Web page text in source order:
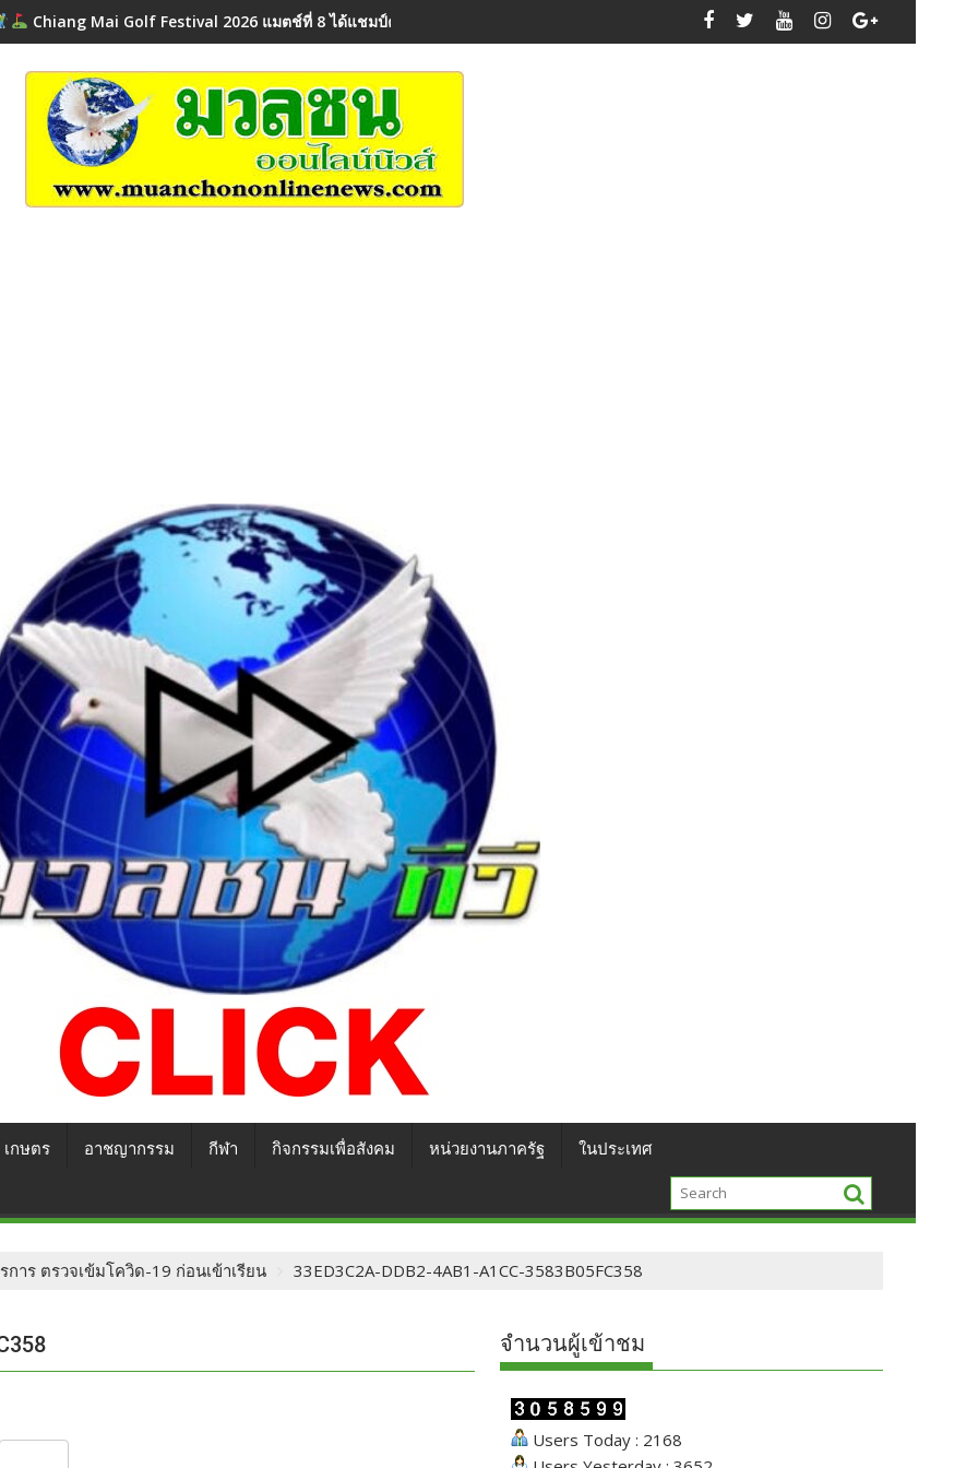
Chiang Mai Golf Festival 2026 แมตช์ที่ 8 ได้แชมป์ครบทุก Flight
เกษตร อาชญากรรม กีฬา กิจกรรมเพื่อสังคม หน่วยงานภาครัฐ ในประเทศ
าร ตรวจเข้มโควิด-19 ก่อนเข้าเรียน 33ED3C2A-DDB2-4AB1-A1CC-3583B05FC358
จำนวนผู้เข้าชม
Users Today : 2168